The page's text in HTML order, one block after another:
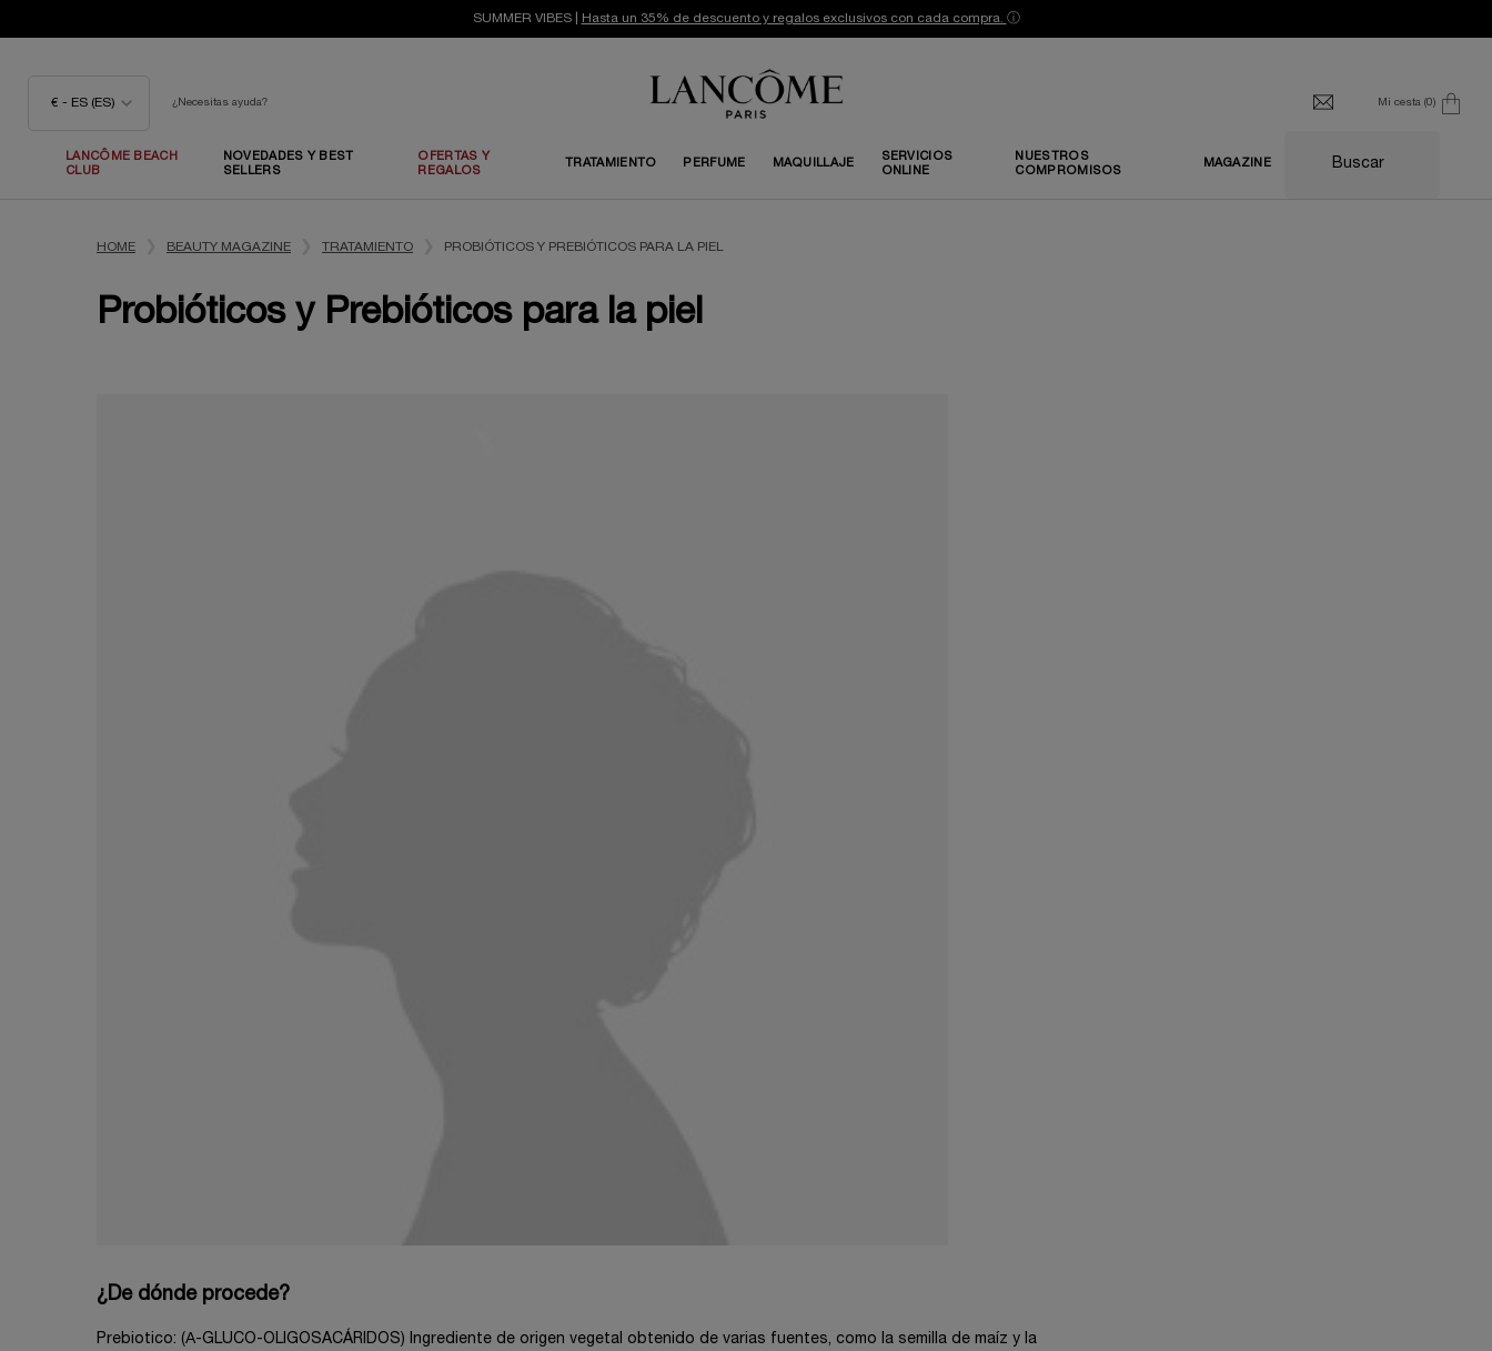
SUMMER VIBES | Hasta un 35% de descuento y regalos exclusivos con cada compra. ⓘ
€ - ES (ES) ¿Necesitas ayuda? Mi cesta 0
0 producto
LANCÔME BEACH
CLUB
NOVEDADES Y BEST
SELLERS
OFERTAS Y
REGALOS
TRATAMIENTO PERFUME MAQUILLAJE
SERVICIOS
ONLINE
NUESTROS
COMPROMISOS
MAGAZINE Buscar
HOME BEAUTY MAGAZINE TRATAMIENTO PROBIÓTICOS Y PREBIÓTICOS PARA LA PIEL
Probióticos y Prebióticos para la piel
¿De dónde procede?
Prebiotico: (Α-GLUCO-OLIGOSACÁRIDOS) Ingrediente de origen vegetal obtenido de varias fuentes, como la semilla de maíz y la